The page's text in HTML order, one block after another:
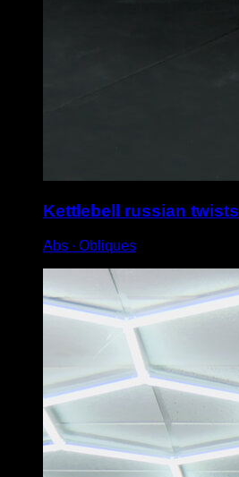
Kettlebell russian twists
Abs ∙ Obliques